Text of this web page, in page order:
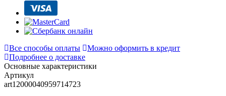
Все способы оплаты
Можно оформить в кредит
Подробнее о доставке
Основные характеристики
Артикул
art12000040959714723